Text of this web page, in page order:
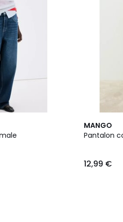
MANGO
Pantalon
12,99 €